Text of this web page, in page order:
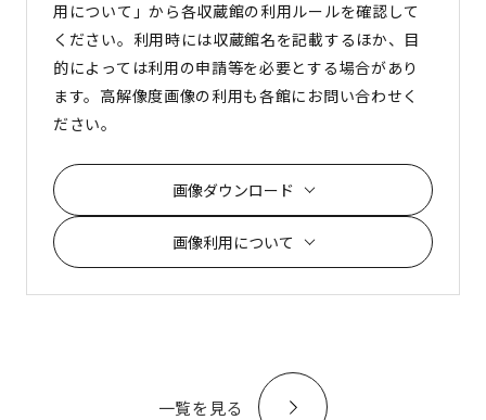
用について」から各収蔵館の利用ルールを確認して
ください。利用時には収蔵館名を記載するほか、目
的によっては利用の申請等を必要とする場合があり
ます。高解像度画像の利用も各館にお問い合わせく
ださい。
画像ダウンロード
画像利用について
一覧を見る